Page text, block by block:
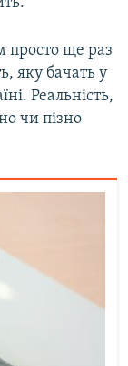
просто ще раз
яку бачать у
Реальність,
чи пізно